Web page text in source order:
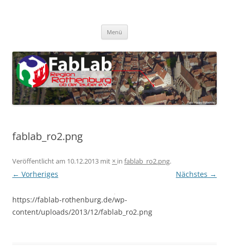
Menü
fablab_ro2.png
Veröffentlicht am 10.12.2013 mit × in fablab_ro2.png.
← Vorheriges Nächstes →
https://fablab-rothenburg.de/wp-
content/uploads/2013/12/fablab_ro2.png